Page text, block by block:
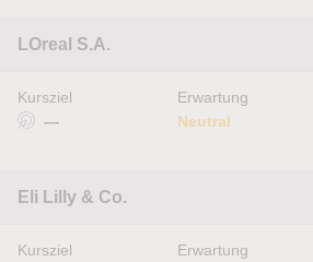
LOreal S.A.
Kursziel
—
Erwartung
Neutral
Eli Lilly & Co.
Kursziel
Erwartung